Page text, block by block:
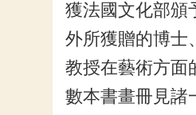
獲法國文化部頒
外所獲贈的博士
教授在藝術方面
數本書畫冊見諸